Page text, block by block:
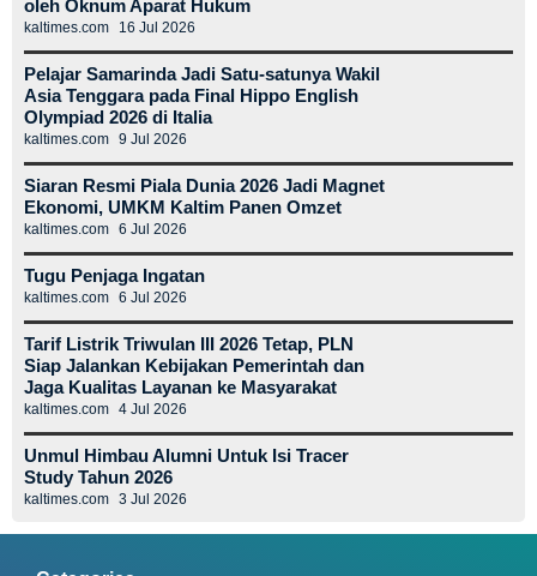
oleh Oknum Aparat Hukum
kaltimes.com 16 Jul 2026
Pelajar Samarinda Jadi Satu-satunya Wakil
Asia Tenggara pada Final Hippo English
Olympiad 2026 di Italia
kaltimes.com 9 Jul 2026
Siaran Resmi Piala Dunia 2026 Jadi Magnet
Ekonomi, UMKM Kaltim Panen Omzet
kaltimes.com 6 Jul 2026
Tugu Penjaga Ingatan
kaltimes.com 6 Jul 2026
Tarif Listrik Triwulan III 2026 Tetap, PLN
Siap Jalankan Kebijakan Pemerintah dan
Jaga Kualitas Layanan ke Masyarakat
kaltimes.com 4 Jul 2026
Unmul Himbau Alumni Untuk Isi Tracer
Study Tahun 2026
kaltimes.com 3 Jul 2026